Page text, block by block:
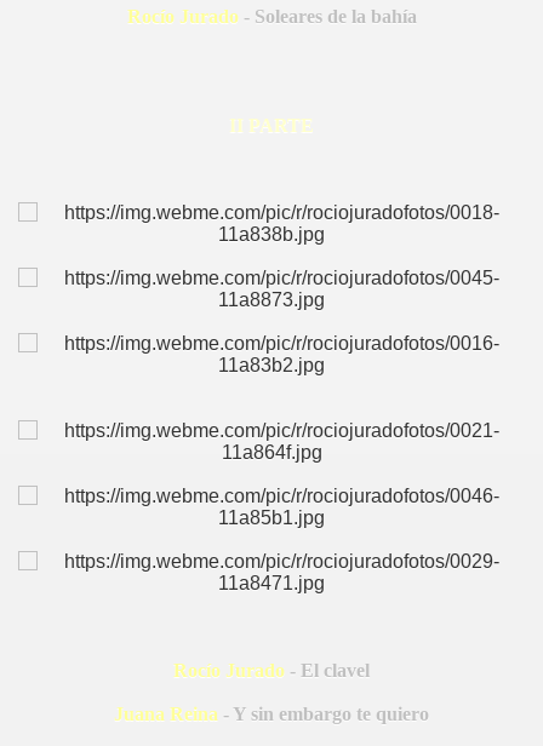
Rocío Jurado- Soleares de la bahía
II PARTE
Rocío Jurado - El clavel
Juana Reina - Y sin embargo te quiero